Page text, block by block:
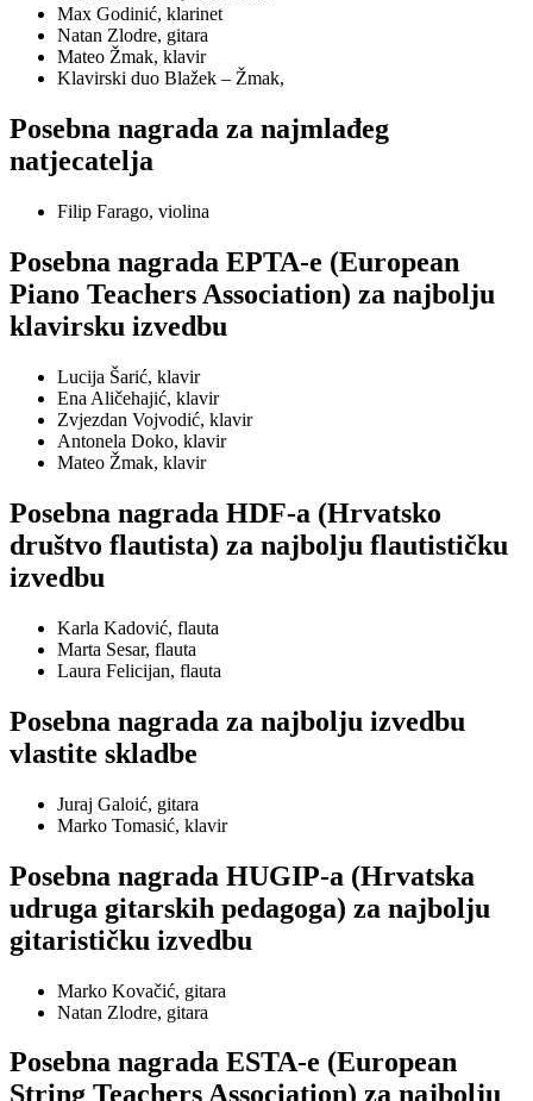
Max Godinić, klarinet
Natan Zlodre, gitara
Mateo Žmak, klavir
Klavirski duo Blažek – Žmak,
Posebna nagrada za najmlađeg
natjecatelja
Filip Farago, violina
Posebna nagrada EPTA-e (European
Piano Teachers Association) za najbolju
klavirsku izvedbu
Lucija Šarić, klavir
Ena Aličehajić, klavir
Zvjezdan Vojvodić, klavir
Antonela Doko, klavir
Mateo Žmak, klavir
Posebna nagrada HDF-a (Hrvatsko
društvo flautista) za najbolju flautističku
izvedbu
Karla Kadović, flauta
Marta Sesar, flauta
Laura Felicijan, flauta
Posebna nagrada za najbolju izvedbu
vlastite skladbe
Juraj Galoić, gitara
Marko Tomasić, klavir
Posebna nagrada HUGIP-a (Hrvatska
udruga gitarskih pedagoga) za najbolju
gitarističku izvedbu
Marko Kovačić, gitara
Natan Zlodre, gitara
Posebna nagrada ESTA-e (European
String Teachers Association) za najbolju